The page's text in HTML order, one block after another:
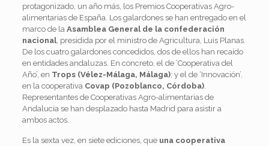
protagonizado, un año más, los Premios Cooperativas Agro-
alimentarias de España. Los galardones se han entregado en el
marco de la Asamblea General de la confederación
nacional, presidida por el ministro de Agricultura, Luis Planas.
De los cuatro galardones concedidos, dos de ellos han recaído
en entidades andaluzas. En concreto, el de ‘Cooperativa del
Año’, en Trops (Vélez-Málaga, Málaga); y el de ‘Innovación’,
en la cooperativa Covap (Pozoblanco, Córdoba).
Representantes de Cooperativas Agro-alimentarias de
Andalucía se han desplazado hasta Madrid para asistir a
ambos actos.
Es la sexta vez, en siete ediciones, queuna cooperativa